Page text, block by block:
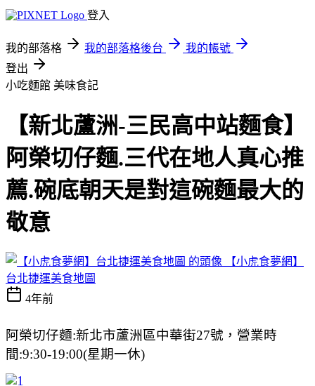
登入
我的部落格 我的部落格後台
我的帳號
登出
小吃麵館 美味食記
【新北蘆洲-三民高中站麵食】
阿榮切仔麵.三代在地人真心推
薦.碗底朝天是對這碗麵最大的
敬意
【小虎食夢網】
台北捷運美食地圖
4年前
阿榮切仔麵:新北市蘆洲區中華街27號，營業時
間:9:30-19:00(星期一休)